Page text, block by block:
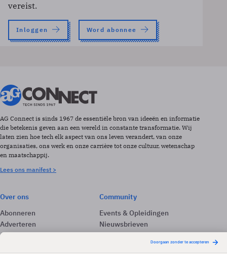
vereist.
Inloggen Word abonnee
AG Connect is sinds 1967 de essentiële bron van ideeën en informatie
die betekenis geven aan een wereld in constante transformatie. Wij
laten zien hoe tech elk aspect van ons leven verandert, van onze
organisaties, ons werk en onze carrière tot onze cultuur, wetenschap
en maatschappij.
Lees ons manifest >
Over ons
Abonneren
Adverteren
Contact
Community
Events & Opleidingen
Nieuwsbrieven
Vacatures